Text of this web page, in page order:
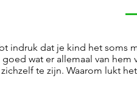
indruk dat je kind het soms
goed wat er allemaal van
zichzelf te zijn. Waarom lukt